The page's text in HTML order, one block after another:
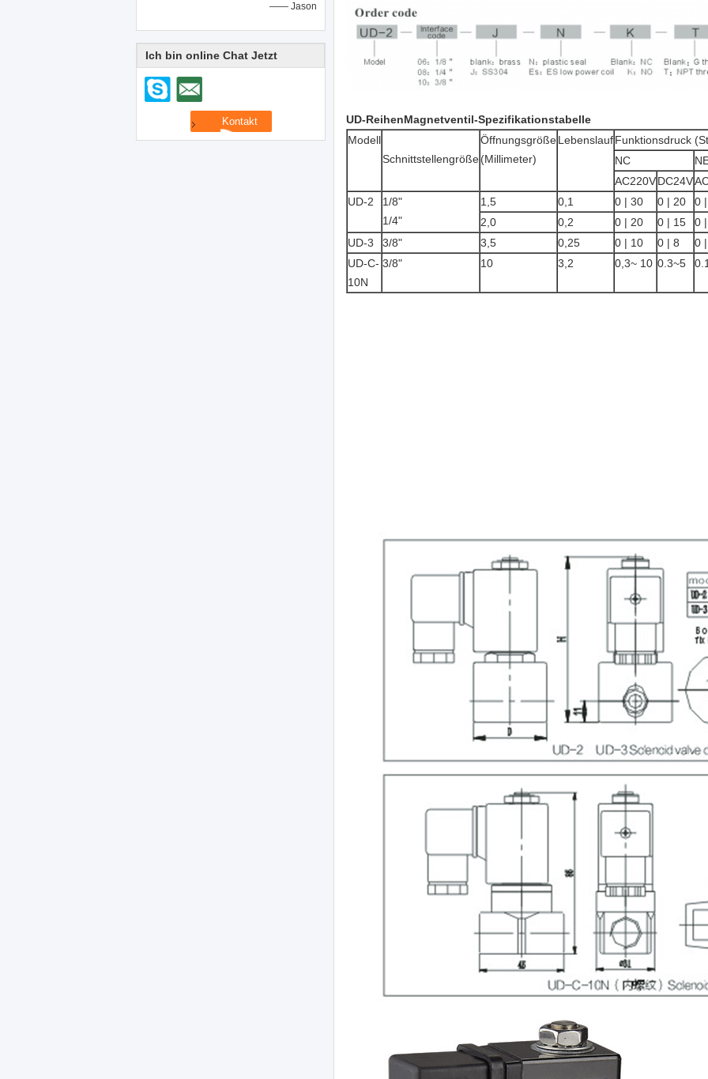
—— Jason
Ich bin online Chat Jetzt
UD-ReihenMagnetventil-Spezifikationstabelle
Modell
Schnittstellengröße
Öffnungsgröße
(Millimeter)
LebenslaufFunktionsdruck
NC
AC220VDC24V
UD-2
1/8"
1/4"
1,5 0,1 0 | 30 0 | 20
0
2,0
0,2 0 | 20 0 | 15
0
UD-3
3/8" 3,5 0,25 0 | 10 0 | 8
0
UD-C-
10N
3/8" 10 3,2 0,3~ 10 0.3~5